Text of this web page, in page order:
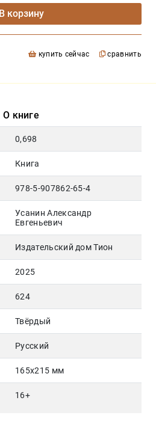
В корзину
купить сейчас сравнить
О книге
0,698
Книга
978-5-907862-65-4
Усанин Александр
Евгеньевич
Издательский дом Тион
2025
624
Твёрдый
Русский
165х215 мм
16+